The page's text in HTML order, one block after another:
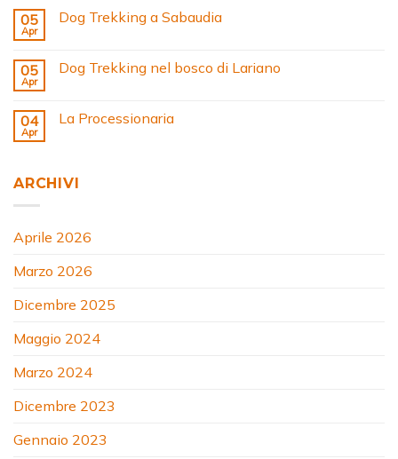
05
Apr
Dog Trekking a Sabaudia
05
Apr
Dog Trekking nel bosco di Lariano
04
Apr
La Processionaria
ARCHIVI
Aprile 2026
Marzo 2026
Dicembre 2025
Maggio 2024
Marzo 2024
Dicembre 2023
Gennaio 2023